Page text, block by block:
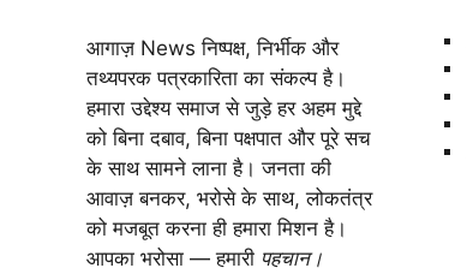
आगाज़ News निष्पक्ष, निर्भीक और
तथ्यपरक पत्रकारिता का संकल्प है।
हमारा उद्देश्य समाज से जुड़े हर अहम मुद्दे
को बिना दबाव, बिना पक्षपात और पूरे सच
के साथ सामने लाना है। जनता की
आवाज़ बनकर, भरोसे के साथ, लोकतंत्र
को मजबूत करना ही हमारा मिशन है।
आपका भरोसा — हमारी पहचान।